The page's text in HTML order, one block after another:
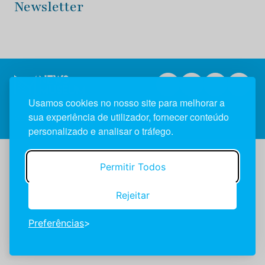
Usamos cookies no nosso site para melhorar a
sua experiência de utilizador, fornecer conteúdo
personalizado e analisar o tráfego.
Permitir Todos
Rejeitar
Preferências
Newsletter
2026 NewsMuseum © Todos os direitos reservados.